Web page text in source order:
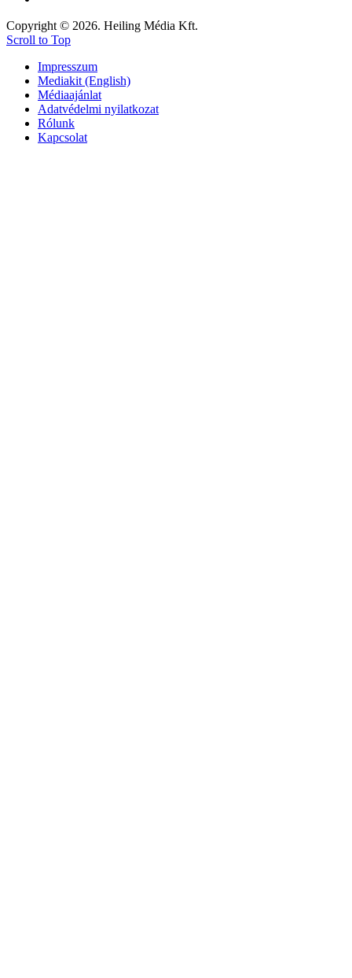
Copyright © 2026. Heiling Média Kft.
Scroll to Top
Impresszum
Mediakit (English)
Médiaajánlat
Adatvédelmi nyilatkozat
Rólunk
Kapcsolat